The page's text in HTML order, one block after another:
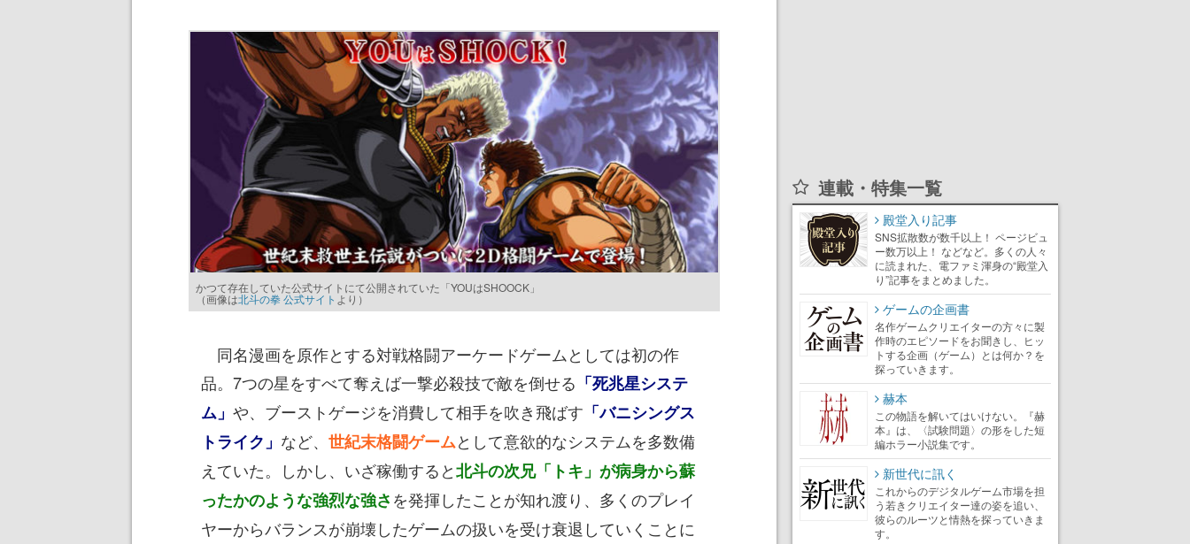
かつて存在していた公式サイトにて公開されていた「YOUはSHOOCK」
（画像は北斗の拳 公式サイト より）
同名漫画を原作とする対戦格闘アーケードゲームとしては初の作
品。7つの星をすべて奪えば一撃必殺技で敵を倒せる 「死兆星システ
ム」 や、ブーストゲージを消費して相手を吹き飛ばす 「バニシングス
トライク」 など、 世紀末格闘ゲームとして意欲的なシステムを多数備
えていた。しかし、いざ稼働すると北斗の次兄「トキ」が病身から蘇
ったかのような強烈な強さを発揮したことが知れ渡り、多くのプレイ
ヤーからバランスが崩壊したゲームの扱いを受け衰退していくことに
連載・特集一覧
殿堂入り記事
SNS拡散数が数千以上！ ページビュ
ー数万以上！ などなど。多くの人々
に読まれた、電ファミ渾身の“殿堂入
り”記事をまとめました。
ゲームの企画書
名作ゲームクリエイターの方々に製
作時のエピソードをお聞きし、ヒッ
トする企画（ゲーム）とは何か？を
探っていきます。
赫本
この物語を解いてはいけない。『赫
本』は、〈試験問題〉の形をした短
編ホラー小説集です。
新世代に訊く
これからのデジタルゲーム市場を担
う若きクリエイター達の姿を追い、
彼らのルーツと情熱を探っていきま
す。